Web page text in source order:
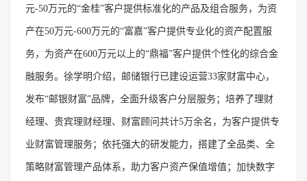
元-50万元的“金桂”客户提供标准化的产品及组合服务，为资
产在50万元-600万元的“富嘉”客户提供专业化的资产配置服
务，为资产在600万元以上的“鼎福”客户提供个性化的综合金
融服务。徐学明介绍，邮储银行已建设运营33家财富中心，
发布“邮银财富”品牌，全面升级客户分层服务；培养了理财
经理、贵宾理财经理、财富顾问共计5万余名，为客户提供专
业财富管理服务；依托强大的研发能力，搭建了全品类、全
策略财富管理产品体系，助力客户资产保值增值；加快数字